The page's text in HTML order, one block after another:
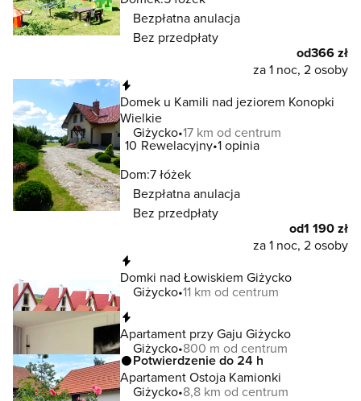
Bezpłatna anulacja
Bez przedpłaty
od366 zł
za 1 noc, 2 osoby
Domek u Kamili nad jeziorem Konopki
Wielkie
Giżycko 17 km od centrum
10 Rewelacyjny 1 opinia
Dom:7 łóżek
Bezpłatna anulacja
Bez przedpłaty
od1 190 zł
za 1 noc, 2 osoby
Domki nad Łowiskiem Giżycko
Giżycko 11 km od centrum
Apartament przy Gaju Giżycko
Giżycko 800 m od centrum
Potwierdzenie do 24 h
Apartament Ostoja Kamionki
Giżycko 8,8 km od centrum